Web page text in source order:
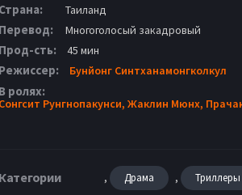
Страна: Таиланд
Перевод: Многоголосый закадровый
Прод-сть: 45 мин
Режиссер: Бунйонг Синтханамонгколкул
В ролях:
Сонгсит Рунгнопакунси, Жаклин Мюнх,
Категории , Драма , Триллеры